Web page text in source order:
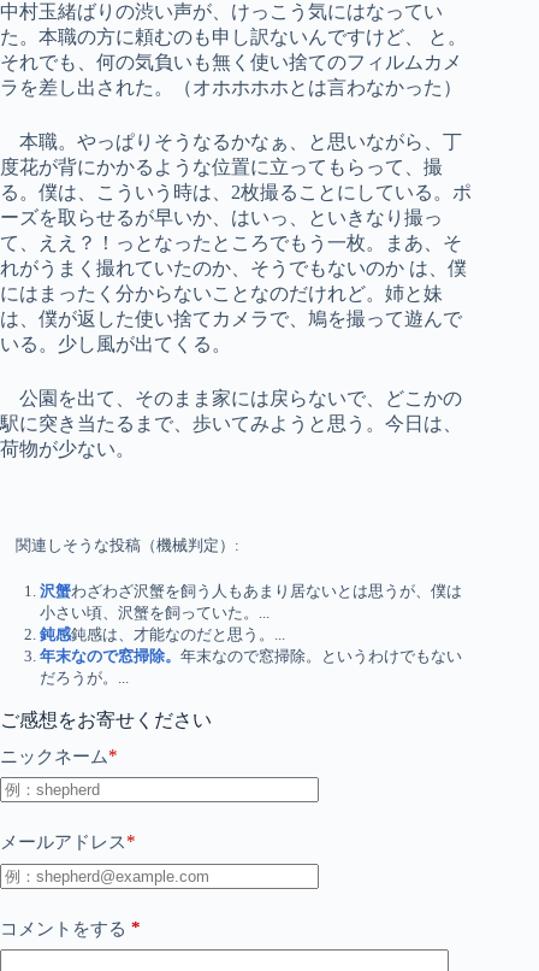
中村玉緒ばりの渋い声が、けっこう気にはなってい
た。本職の方に頼むのも申し訳ないんですけど、 と。
それでも、何の気負いも無く使い捨てのフィルムカメ
ラを差し出された。（オホホホホとは言わなかった）
本職。やっぱりそうなるかなぁ、と思いながら、丁
度花が背にかかるような位置に立ってもらって、撮
る。僕は、こういう時は、2枚撮ることにしている。ポ
ーズを取らせるが早いか、はいっ、といきなり撮っ
て、ええ？！っとなったところでもう一枚。まあ、そ
れがうまく撮れていたのか、そうでもないのか は、僕
にはまったく分からないことなのだけれど。姉と妹
は、僕が返した使い捨てカメラで、鳩を撮って遊んで
いる。少し風が出てくる。
公園を出て、そのまま家には戻らないで、どこかの
駅に突き当たるまで、歩いてみようと思う。今日は、
荷物が少ない。
関連しそうな投稿（機械判定）:
沢蟹わざわざ沢蟹を飼う人もあまり居ないとは思うが、僕は
小さい頃、沢蟹を飼っていた。...
鈍感鈍感は、才能なのだと思う。...
年末なので窓掃除。 年末なので窓掃除。というわけでもない
だろうが。...
ご感想をお寄せください
ニックネーム*
メールアドレス*
コメントをする *